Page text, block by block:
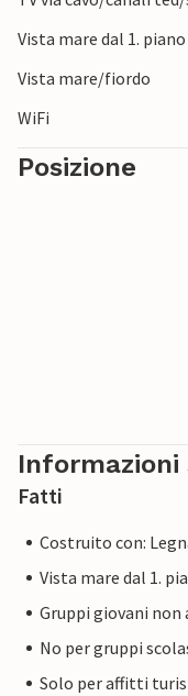
Vista mare dal 1. piano
Vista mare/fiordo
WiFi
Posizione
Informazioni
Fatti
Costruito con:
Vista mare dal 1.
Gruppi giovani non
No per gruppi
Solo per affitti